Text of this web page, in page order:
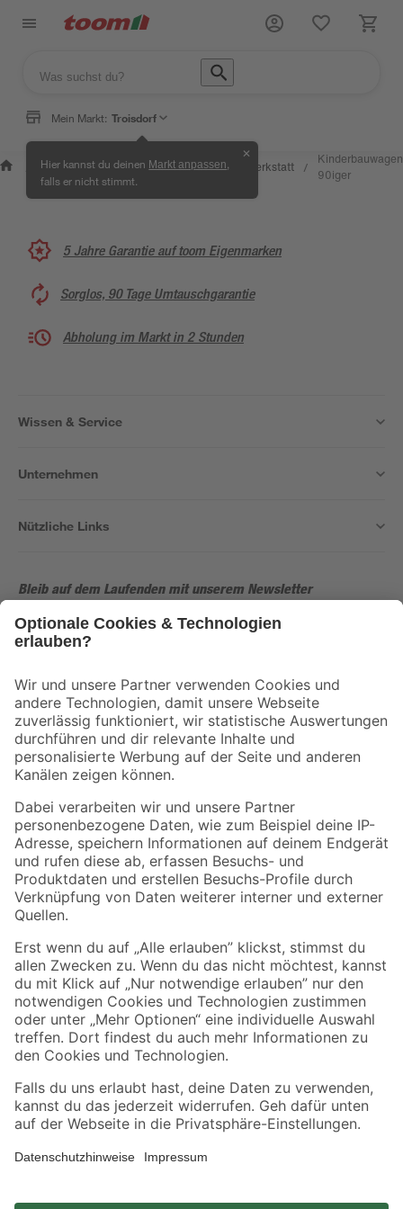
Mein Markt: Troisdorf
Hier kannst du deinen Markt anpassen
falls er nicht stimmt.
✕
Wissen &
Service
/
Selbermachen
& Ratgeber
/ Kreativwerkstatt /
Kinderbauwagen
90iger
5 Jahre Garantie auf toom Eigenmarken
Sorglos, 90 Tage Umtauschgarantie
Abholung im Markt in 2 Stunden
Wissen & Service
Unternehmen
Nützliche Links
Bleib auf dem Laufenden mit unserem Newsletter
Der toom Newsletter: Keine Angebote und Aktionen mehr verpassen!
Folge uns
Zahlungsarten Versandarten
Sicher einkaufen
Jetzt die toom-App herunterladen
Alle Preisangaben in EUR inkl. gesetzl. MwSt.. Die dargestellten Angebote sind unter
Umständen nicht in allen Märkten verfügbar. Die angegebenen Verfügbarkeiten beziehen
sich auf den unter "Mein Markt" ausgewählten toom Baumarkt. Alle Angebote und
*Paketversand ab 59 € versandkostenfrei, gilt nicht für Artikel mit Speditionsversand, hier
fallen zusätzliche Versandkosten an.